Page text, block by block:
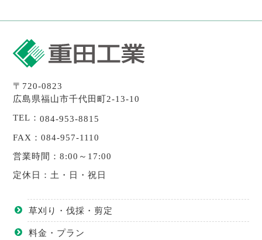
〒720-0823
広島県福山市千代田町2-13-10
TEL：084-953-8815
FAX：084-957-1110
営業時間：8:00～17:00
定休日：土・日・祝日
草刈り・伐採・剪定
料金・プラン